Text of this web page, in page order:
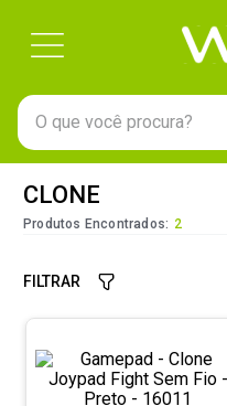
O que você procura?
CLONE
Produtos Encontrados: 2
FILTRAR
4º